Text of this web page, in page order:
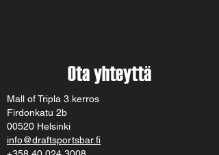
Ota yhteyttä
Mall of Tripla 3.kerros
Firdonkatu 2b
00520 Helsinki
info@draftsportsbar.fi